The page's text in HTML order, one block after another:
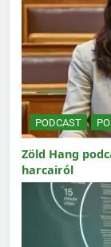
PODCAST
Zöld Hang
harcairól